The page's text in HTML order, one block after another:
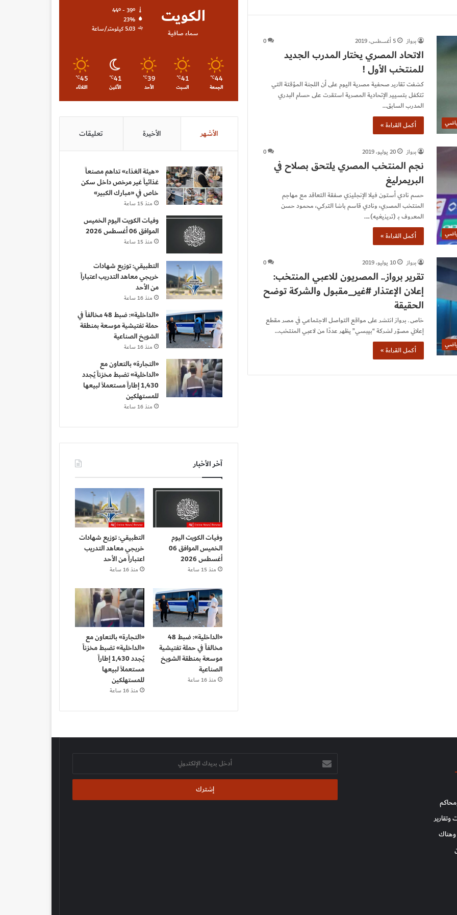
برواز 5 أغسطس، 2019 0
الاتحاد المصري يختار المدرب الجديد
للمنتخب الأول !
كشفت تقارير صحفية مصرية اليوم على أن اللجنة المؤقتة التي
تتكفل بتسيير الإتحادية المصرية استقرت على حسام البدري
المدرب السابق…
أكمل القراءة »
برواز 20 يوليو، 2019 0
نجم المنتخب المصري يلتحق بصلاح في
البريمرليغ
حسم نادي أستون فيلا الإنجليزي صفقة التعاقد مع مهاجم
المنتخب المصري، ونادي قاسم باشا التركي، محمود حسن
المعروف بـ (تريزيغيه).…
أكمل القراءة »
برواز 10 يوليو، 2019 0
تقرير برواز.. المصريون للاعبي المنتخب:
إعلان الإعتذار #غير_مقبول والشركة توضح
الحقيقة
خاص ـ برواز انتشر على مواقع التواصل الاجتماعي في مصر مقطع
إعلاني مصوّر لشركة “بيبسي” يظهر عددًا من لاعبي المنتخب…
أكمل القراءة »
الكويت
سماء صافية
44º - 39º
23%
5.03 كيلومتر/ساعة
44
℃
الجمعة
41
℃
السبت
39
℃
الأحد
41
℃
الأثنين
45
℃
الثلاثاء
الأشهر الأخيرة تعليقات
«هيئة الغذاء» تداهم مصنعاً
غذائياً غير مرخص داخل سكن
خاص في «مبارك الكبير»
منذ 15 ساعة
وفيات الكويت اليوم الخميس
الموافق 06 أغسطس 2026
منذ 15 ساعة
التطبيقي: توزيع شهادات
خريجي معاهد التدريب اعتباراً
من الأحد
منذ 16 ساعة
«الداخلية»: ضبط 48 مخالفاً في
حملة تفتيشية موسعة بمنطقة
الشويخ الصناعية
منذ 16 ساعة
«التجارة» بالتعاون مع
«الداخلية» تضبط مخزناً يُجدد
1,430 إطاراً مستعملاً لبيعها
للمستهلكين
منذ 16 ساعة
آخر الأخبار
وفيات الكويت اليوم
الخميس الموافق 06
أغسطس 2026
منذ 15 ساعة
التطبيقي: توزيع شهادات
خريجي معاهد التدريب
اعتباراً من الأحد
منذ 16 ساعة
«الداخلية»: ضبط 48
مخالفاً في حملة تفتيشية
موسعة بمنطقة الشويخ
الصناعية
منذ 16 ساعة
«التجارة» بالتعاون مع
«الداخلية» تضبط مخزناً
يُجدد 1,430 إطاراً
مستعملاً لبيعها
للمستهلكين
منذ 16 ساعة
وتقارير
أدخل
بريدك
الإلكتروني